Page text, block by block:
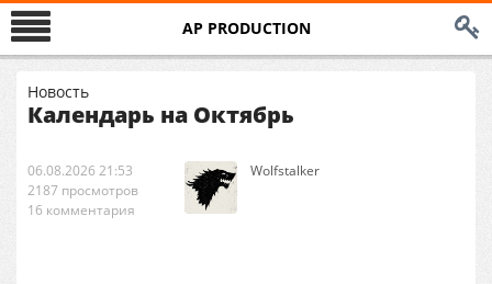
AP PRODUCTION
Новость
Календарь на Октябрь
06.08.2026 21:53
2187 просмотров
16 комментария
Wolfstalker